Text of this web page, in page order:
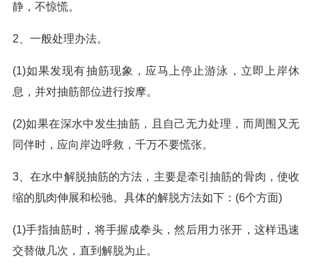
静，不惊慌。
2、一般处理办法。
(1)如果发现有抽筋现象，应马上停止游泳，立即上岸休
息，并对抽筋部位进行按摩。
(2)如果在深水中发生抽筋，且自己无力处理，而周围又无
同伴时，应向岸边呼救，千万不要慌张。
3、在水中解脱抽筋的方法，主要是牵引抽筋的骨肉，使收
缩的肌肉伸展和松驰。具体的解脱方法如下：(6个方面)
(1)手指抽筋时，将手握成拳头，然后用力张开，这样迅速
交替做几次，直到解脱为止。